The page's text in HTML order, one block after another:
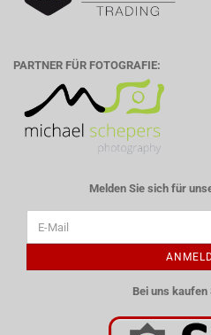
PARTNER FÜR FOTOGRAFIE:
Melden Sie sich für
Bei uns kaufen